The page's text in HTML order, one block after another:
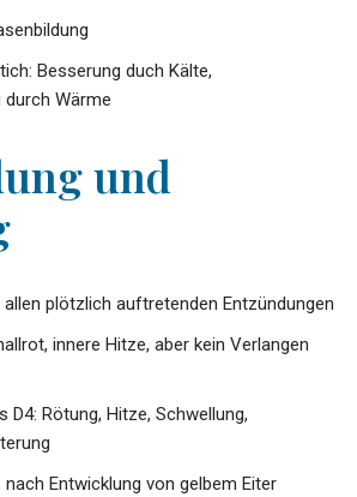
Besserung duch Kälte,
Wärme
und
plötzlich auftretenden Entzündungen
innere Hitze, aber kein Verlangen
D4: Rötung, Hitze, Schwellung,
nach Entwicklung von gelbem Eiter